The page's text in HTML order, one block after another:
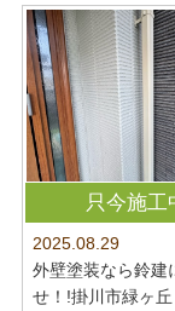
只今施工
2025.08.29
外壁塗装なら鈴建
せ！!掛川市緑ヶ